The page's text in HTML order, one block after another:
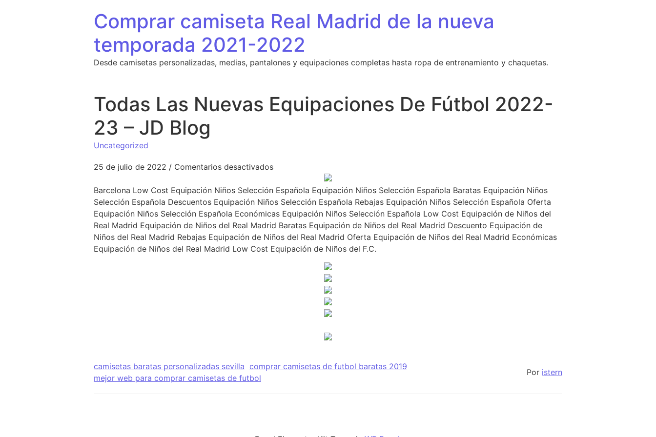
Comprar camiseta Real Madrid de la nueva
temporada 2021-2022
Desde camisetas personalizadas, medias, pantalones y equipaciones completas hasta ropa de entrenamiento y chaquetas.
Todas Las Nuevas Equipaciones De Fútbol 2022-
23 – JD Blog
Uncategorized
25 de julio de 2022 / Comentarios desactivadosen Todas Las Nuevas Equipaciones De Fútbol 2022-23 – JD Blog
Barcelona Low Cost Equipación Niños Selección Española Equipación Niños Selección Española Baratas Equipación Niños
Selección Española Descuentos Equipación Niños Selección Española Rebajas Equipación Niños Selección Española Oferta
Equipación Niños Selección Española Económicas Equipación Niños Selección Española Low Cost Equipación de Niños del
Real Madrid Equipación de Niños del Real Madrid Baratas Equipación de Niños del Real Madrid Descuento Equipación de
Niños del Real Madrid Rebajas Equipación de Niños del Real Madrid Oferta Equipación de Niños del Real Madrid Económicas
Equipación de Niños del Real Madrid Low Cost Equipación de Niños del F.C.
camisetas baratas personalizadas sevilla comprar camisetas de futbol baratas 2019
mejor web para comprar camisetas de futbol
Por istern